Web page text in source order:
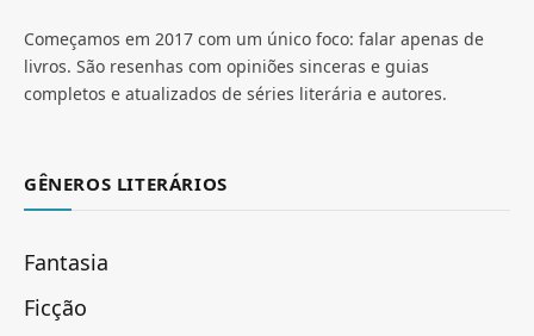
Começamos em 2017 com um único foco: falar apenas de
livros. São resenhas com opiniões sinceras e guias
completos e atualizados de séries literária e autores.
GÊNEROS LITERÁRIOS
Fantasia
Ficção